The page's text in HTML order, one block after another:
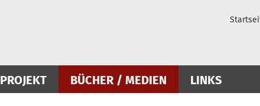
PROJEKT BÜCHER / MEDIEN LINKS